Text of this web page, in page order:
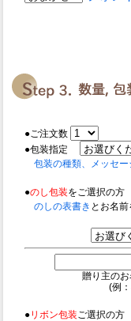
●ご注文数
●包装指定
包装の種類、メッセ
●のし包装をご選択の方
のしの表書き とお名
贈り主の
(例
●リボン包装ご選択の方